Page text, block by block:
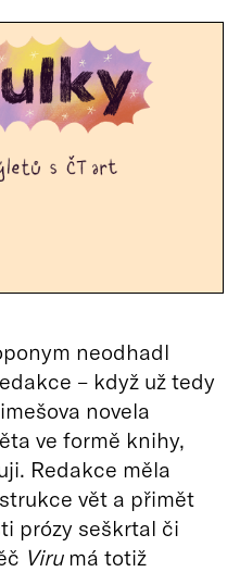
neodhadl
– když už tedy
novela
ve formě knihy,
Redakce měla
vět a přimět
prózy seškrtal či
Virumá totiž